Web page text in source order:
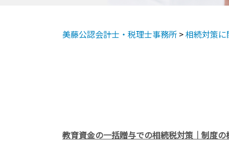
美藤公認会計士・税理士事務所 >相続対策
教育資金の一括贈与での相続税対策｜制度